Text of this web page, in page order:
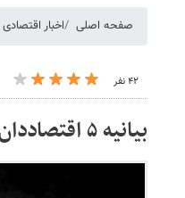
صفحه اصلی اخبار اقتصادی
۴۲ نفر
بیانیه ۵ اقتصاددان مشهور درباره ریشه های اقتصادی اعتراض‌ها